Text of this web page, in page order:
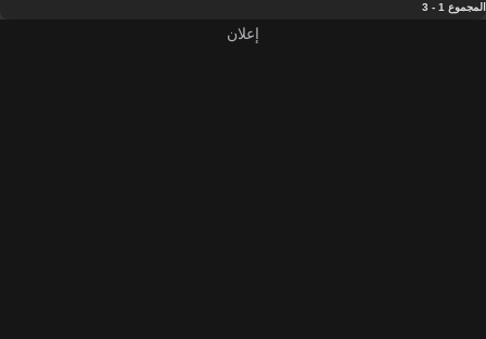
المجموع 1 - 3